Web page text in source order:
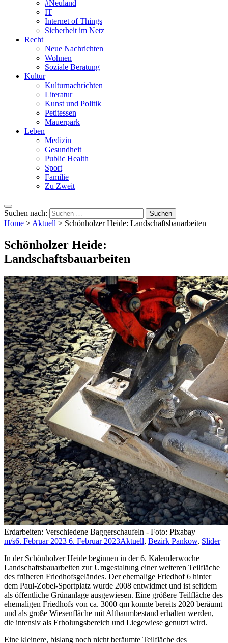
#Neuland
IT
Internet of Things
Sicherheit im Netz
Recht
Neue Nachrichten
Wohnen
Soziale Beratung
Kultur
Kulturnachrichten
Literatur
Kunst und Politik
Petitessen
Mauerpark
Leben
Medizin
Gesundheit
Public Health
Sport
Familie
Zu Zweit
Suchen nach:
Home >Aktuell > Schönholzer Heide: Landschaftsbauarbeiten
Schönholzer Heide:
Landschaftsbauarbeiten
Erdarbeiten: Verschiedene Baggerschaufeln - Foto: Pixabay
m/s6. Februar 2023 6. Februar 2023Aktuell, Bezirk Pankow, Slider
In der Schönholzer Heide beginnen in der 6. Kalenderwoche
Landschaftsbauarbeiten zur Umgestaltung einer weiteren Teilfläche
des früheren Friedhofsgeländes. Der ehemalige Friedhof 6 hinter
dem Paul-Zobel-Sportplatz wurde 2008 entwidmet und ist seitdem
als öffentliche Grünanlage ausgewiesen. Eine größere Teilfläche des
ehemaligen Friedhofs von ca. 3000 qm konnte bereits 2020 beräumt
und als große Wiesenfläche mit Altbaumbestand erhalten werden,
die intensiv als Erholungsbereich und Liegewiese genutzt wird.
Eine kleinere, bislang noch nicht beräumte Teilfläche des